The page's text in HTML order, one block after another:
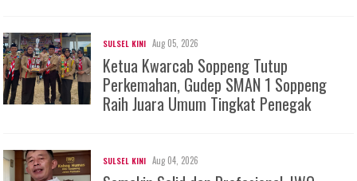
SULSEL KINI Aug 05, 2026
Ketua Kwarcab Soppeng Tutup
Perkemahan, Gudep SMAN 1 Soppeng
Raih Juara Umum Tingkat Penegak
SULSEL KINI Aug 04, 2026